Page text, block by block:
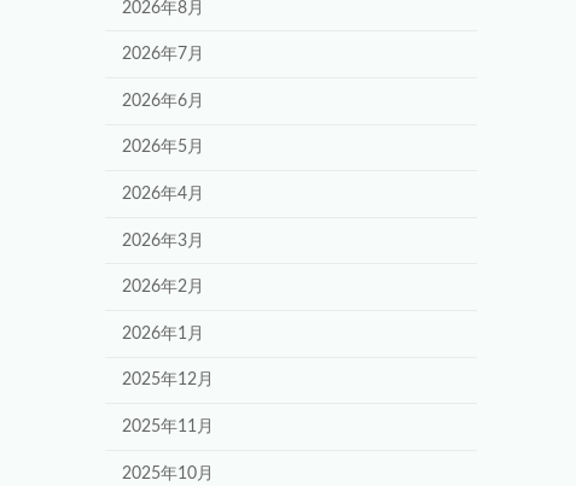
2026年8月
2026年7月
2026年6月
2026年5月
2026年4月
2026年3月
2026年2月
2026年1月
2025年12月
2025年11月
2025年10月